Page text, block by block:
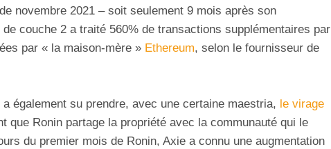
novembre 2021 – soit seulement 9 mois après son
couche 2 a traité 560% de transactions supplémentaires par
par « la maison-mère » Ethereum, selon le fournisseur de
également su prendre, avec une certaine maestria, le virage
que Ronin partage la propriété avec la communauté qui le
du premier mois de Ronin, Axie a connu une augmentation